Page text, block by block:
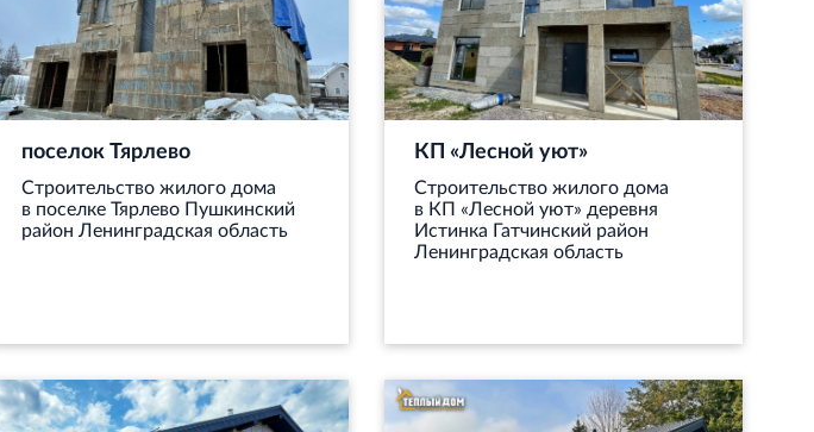
поселок Тярлево
Строительство жилого дома
в поселке Тярлево Пушкинский
район Ленинградская область
КП «Лесной уют»
Строительство жилого дома
в КП «Лесной уют» деревня
Истинка Гатчинский район
Ленинградская область